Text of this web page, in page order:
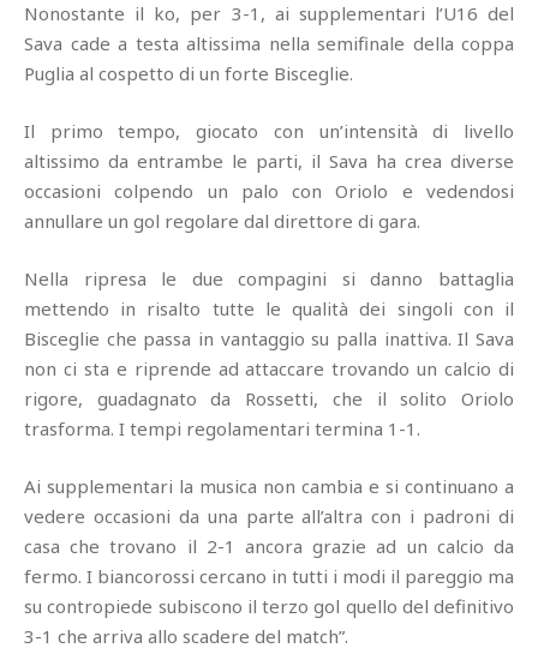
Nonostante il ko, per 3-1, ai supplementari l’U16 del
Sava cade a testa altissima nella semifinale della coppa
Puglia al cospetto di un forte Bisceglie.
Il primo tempo, giocato con un’intensità di livello
altissimo da entrambe le parti, il Sava ha crea diverse
occasioni colpendo un palo con Oriolo e vedendosi
annullare un gol regolare dal direttore di gara.
Nella ripresa le due compagini si danno battaglia
mettendo in risalto tutte le qualità dei singoli con il
Bisceglie che passa in vantaggio su palla inattiva. Il Sava
non ci sta e riprende ad attaccare trovando un calcio di
rigore, guadagnato da Rossetti, che il solito Oriolo
trasforma. I tempi regolamentari termina 1-1.
Ai supplementari la musica non cambia e si continuano a
vedere occasioni da una parte all’altra con i padroni di
casa che trovano il 2-1 ancora grazie ad un calcio da
fermo. I biancorossi cercano in tutti i modi il pareggio ma
su contropiede subiscono il terzo gol quello del definitivo
3-1 che arriva allo scadere del match”.